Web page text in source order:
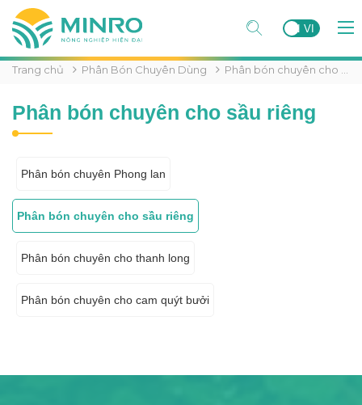
EN VI
Trang chủ Phân Bón Chuyên Dùng Phân bón chuyên cho sầu riêng
Phân bón chuyên cho sầu riêng
Phân bón chuyên Phong lan
Phân bón chuyên cho sầu riêng
Phân bón chuyên cho thanh long
Phân bón chuyên cho cam quýt bưởi